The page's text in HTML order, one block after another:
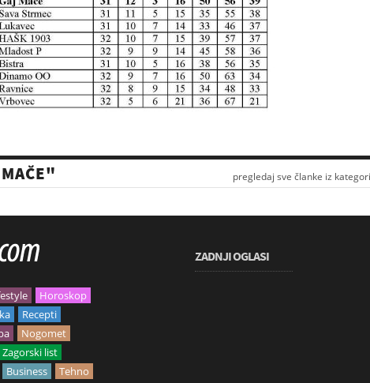
pregledaj sve članke iz
Horoskop
Recepti
Nogomet
Zagorski list
Business Tehno
ZADNJI OGLASI